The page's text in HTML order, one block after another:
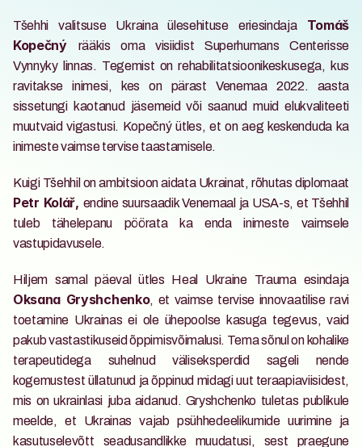
Tšehhi valitsuse Ukraina ülesehituse eriesindaja
Tomáš
Kopečný rääkis oma visiidist Superhumans Centerisse
Vynnyky linnas. Tegemist on rehabilitatsioonikeskusega, kus
ravitakse inimesi, kes on pärast Venemaa 2022. aasta
sissetungi kaotanud jäsemeid või saanud muid elukvaliteeti
muutvaid vigastusi. Kopečný ütles, et on aeg keskenduda ka
inimeste vaimse tervise taastamisele.
Kuigi Tšehhil on ambitsioon aidata Ukrainat, rõhutas diplomaat
Petr Kolář, endine suursaadik Venemaal ja USA-s, et Tšehhil
tuleb tähelepanu pöörata ka enda inimeste vaimsele
vastupidavusele.
Oksana Gryshchenko, et vaimse tervise innovaatilise ravi
toetamine Ukrainas ei ole ühepoolse kasuga tegevus, vaid
pakub vastastikuseid õppimisvõimalusi. Tema sõnul on kohalike
terapeutidega suhelnud väliseksperdid sageli nende
kogemustest üllatunud ja õppinud midagi uut teraapiaviisidest,
mis on ukrainlasi juba aidanud. Gryshchenko tuletas publikule
meelde, et Ukrainas vajab psühhedeelikumide uurimine ja
kasutuselevõtt seadusandlikke muudatusi, sest praegune